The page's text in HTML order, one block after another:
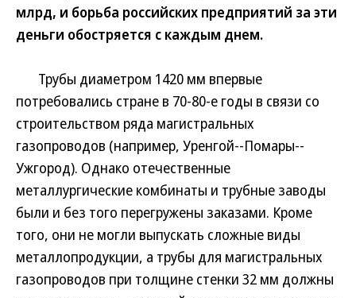
млрд, и борьба российских предприятий за эти
деньги обостряется с каждым днем.
Трубы диаметром 1420 мм впервые
потребовались стране в 70-80-е годы в связи со
строительством ряда магистральных
газопроводов (например, Уренгой--Помары--
Ужгород). Однако отечественные
металлургические комбинаты и трубные заводы
были и без того перегружены заказами. Кроме
того, они не могли выпускать сложные виды
металлопродукции, а трубы для магистральных
газопроводов при толщине стенки 32 мм должны